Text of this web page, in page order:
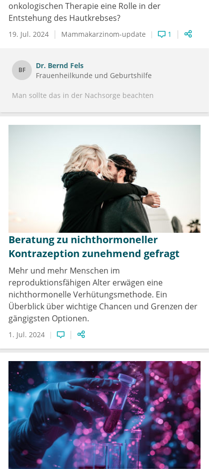
onkologischen Therapie eine Rolle in der
Entstehung des Hautkrebses?
19. Jul. 2024 Mammakarzinom-update 1
BF Dr. Bernd Fels
Frauenheilkunde und Geburtshilfe
Man sollte das in der Nachsorge beachten
Beratung zu nichthormoneller
Kontrazeption zunehmend gefragt
Mehr und mehr Menschen im
reproduktionsfähigen Alter erwägen eine
nichthormonelle Verhütungsmethode. Ein
Überblick über wichtige Chancen und Grenzen der
gängigsten Optionen.
1. Jul. 2024